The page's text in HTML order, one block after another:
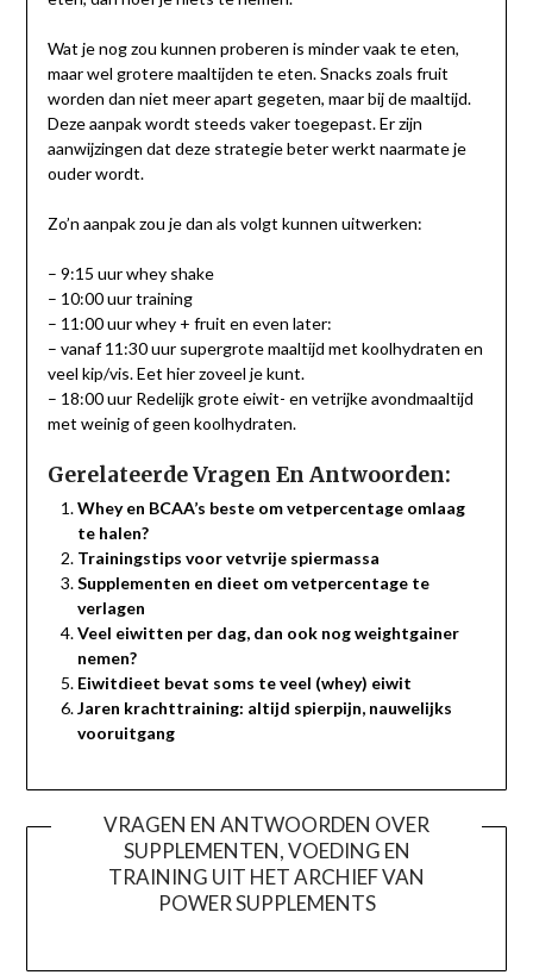
Wat je nog zou kunnen proberen is minder vaak te eten,
maar wel grotere maaltijden te eten. Snacks zoals fruit
worden dan niet meer apart gegeten, maar bij de maaltijd.
Deze aanpak wordt steeds vaker toegepast. Er zijn
aanwijzingen dat deze strategie beter werkt naarmate je
ouder wordt.
Zo’n aanpak zou je dan als volgt kunnen uitwerken:
– 9:15 uur whey shake
– 10:00 uur training
– 11:00 uur whey + fruit en even later:
– vanaf 11:30 uur supergrote maaltijd met koolhydraten en
veel kip/vis. Eet hier zoveel je kunt.
– 18:00 uur Redelijk grote eiwit- en vetrijke avondmaaltijd
met weinig of geen koolhydraten.
Gerelateerde Vragen En Antwoorden:
Whey en BCAA’s beste om vetpercentage omlaag
te halen?
Trainingstips voor vetvrije spiermassa
Supplementen en dieet om vetpercentage te
verlagen
Veel eiwitten per dag, dan ook nog weightgainer
nemen?
Eiwitdieet bevat soms te veel (whey) eiwit
Jaren krachttraining: altijd spierpijn, nauwelijks
vooruitgang
VRAGEN EN ANTWOORDEN OVER
SUPPLEMENTEN, VOEDING EN
TRAINING UIT HET ARCHIEF VAN
POWER SUPPLEMENTS